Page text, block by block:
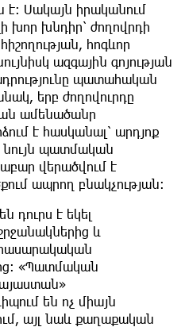
է։ Սակայն իրականում
խոր խնդիր՝ ժողովրդի
հոգևոր
ազգային գոյության
պատահական
երբ ժողովուրդը
ամենածանր
է հասկանալ՝ արդյոք
նույն պատմական
վերածվում է
ապրող բնակչության։
դուրս է եկել
և
«Պատմական
են ոչ միայն
այլ նաև քաղաքական